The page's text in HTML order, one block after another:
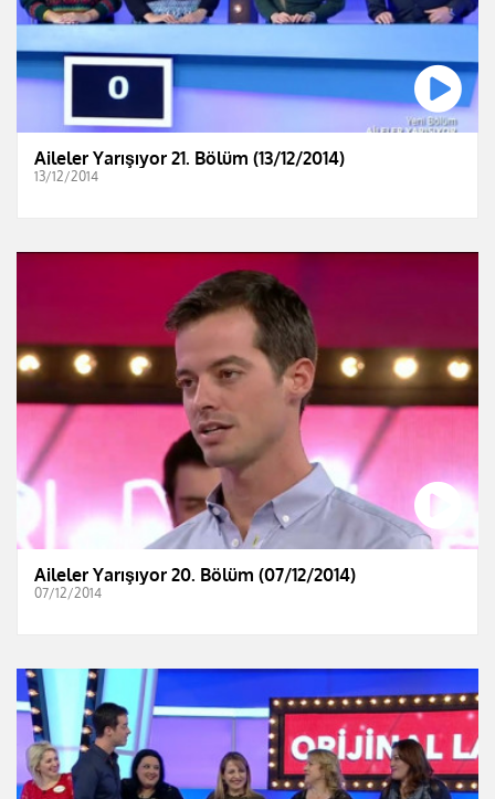
Aileler Yarışıyor 21. Bölüm (13/12/2014)
13/12/2014
Aileler Yarışıyor 20. Bölüm (07/12/2014)
07/12/2014